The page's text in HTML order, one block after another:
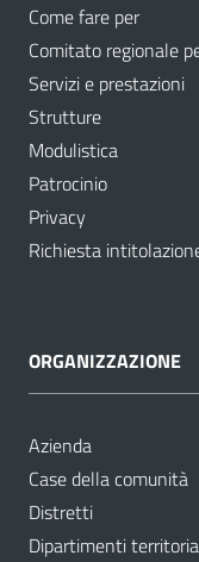
Come fare per
Comitato regionale
Servizi e prestazioni
Strutture
Modulistica
Patrocinio
Privacy
Richiesta
ORGANIZZAZIONE
Azienda
Case della comunità
Distretti
Dipartimenti